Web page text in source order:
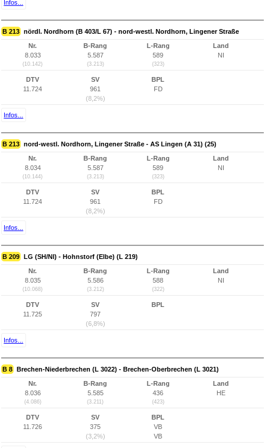
Infos...
B 213 nördl. Nordhorn (B 403/L 67) - nord-westl. Nordhorn, Lingener Straße
Nr.
8.033
(10.142)
B-Rang
5.587
(3.213)
L-Rang
589
(323)
Land
NI
DTV
11.724
SV
961
(8,2%)
BPL
FD
Infos...
B 213 nord-westl. Nordhorn, Lingener Straße - AS Lingen (A 31) (25)
Nr.
8.034
(10.144)
B-Rang
5.587
(3.213)
L-Rang
589
(323)
Land
NI
DTV
11.724
SV
961
(8,2%)
BPL
FD
Infos...
B 209 LG (SH/NI) - Hohnstorf (Elbe) (L 219)
Nr.
8.035
(10.068)
B-Rang
5.586
(3.212)
L-Rang
588
(322)
Land
NI
DTV
11.725
SV
797
(6,8%)
BPL
Infos...
B 8 Brechen-Niederbrechen (L 3022) - Brechen-Oberbrechen (L 3021)
Nr.
8.036
(4.086)
B-Rang
5.585
(3.211)
L-Rang
436
(423)
Land
HE
DTV
11.726
SV
375
(3,2%)
BPL
VB
VB